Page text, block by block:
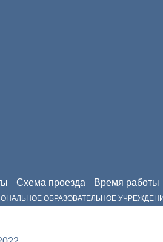
Схема проезда Время работы
ОБРАЗОВАТЕЛЬНОЕ